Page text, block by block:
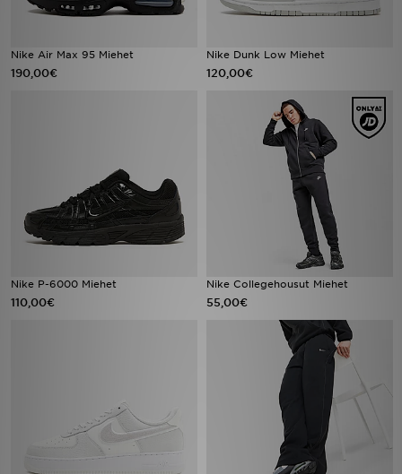
Nike Air Max 95 Miehet
190,00€
Nike Dunk Low Miehet
120,00€
Nike P-6000 Miehet
110,00€
Nike Collegehousut Miehet
55,00€